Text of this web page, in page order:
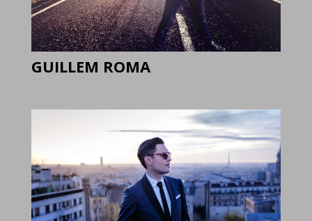
GUILLEM ROMA